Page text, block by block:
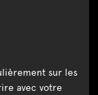
sur les
avec votre